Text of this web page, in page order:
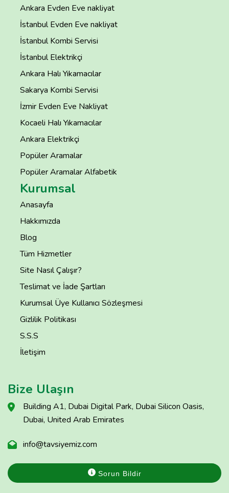
Ankara Evden Eve nakliyat
İstanbul Evden Eve nakliyat
İstanbul Kombi Servisi
İstanbul Elektrikçi
Ankara Halı Yıkamacılar
Sakarya Kombi Servisi
İzmir Evden Eve Nakliyat
Kocaeli Halı Yıkamacılar
Ankara Elektrikçi
Popüler Aramalar
Popüler Aramalar Alfabetik
Kurumsal
Anasayfa
Hakkımızda
Blog
Tüm Hizmetler
Site Nasıl Çalışır?
Teslimat ve İade Şartları
Kurumsal Üye Kullanıcı Sözleşmesi
Gizlilik Politikası
S.S.S
İletişim
Bize Ulaşın
Building A1, Dubai Digital Park, Dubai Silicon Oasis,
Dubai, United Arab Emirates
info@tavsiyemiz.com
Sorun Bildir